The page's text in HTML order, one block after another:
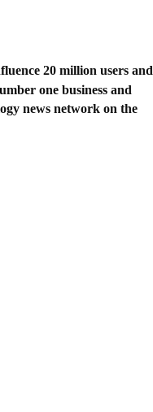
20 million users and
one business and
news network on the